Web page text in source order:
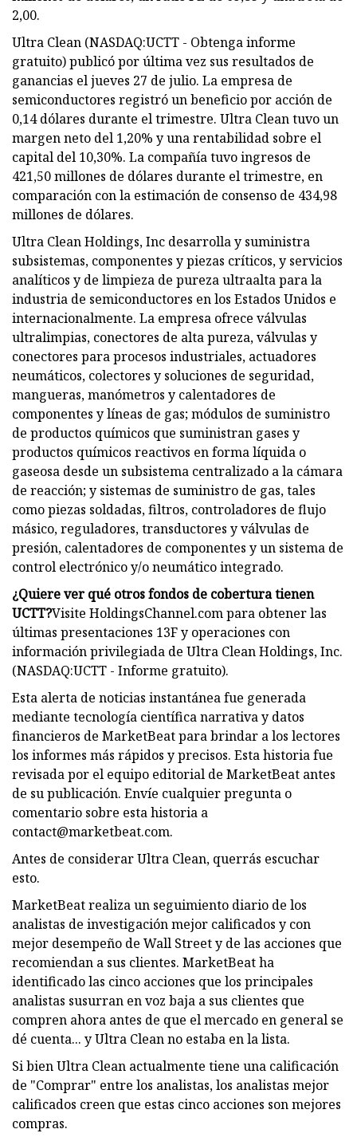
2,00.
Ultra Clean (NASDAQ:UCTT - Obtenga informe
gratuito) publicó por última vez sus resultados de
ganancias el jueves 27 de julio. La empresa de
semiconductores registró un beneficio por acción de
0,14 dólares durante el trimestre. Ultra Clean tuvo un
margen neto del 1,20% y una rentabilidad sobre el
capital del 10,30%. La compañía tuvo ingresos de
421,50 millones de dólares durante el trimestre, en
comparación con la estimación de consenso de 434,98
millones de dólares.
Ultra Clean Holdings, Inc desarrolla y suministra
subsistemas, componentes y piezas críticos, y servicios
analíticos y de limpieza de pureza ultraalta para la
industria de semiconductores en los Estados Unidos e
internacionalmente. La empresa ofrece válvulas
ultralimpias, conectores de alta pureza, válvulas y
conectores para procesos industriales, actuadores
neumáticos, colectores y soluciones de seguridad,
mangueras, manómetros y calentadores de
componentes y líneas de gas; módulos de suministro
de productos químicos que suministran gases y
productos químicos reactivos en forma líquida o
gaseosa desde un subsistema centralizado a la cámara
de reacción; y sistemas de suministro de gas, tales
como piezas soldadas, filtros, controladores de flujo
másico, reguladores, transductores y válvulas de
presión, calentadores de componentes y un sistema de
control electrónico y/o neumático integrado.
¿Quiere ver qué otros fondos de cobertura tienen
UCTT?Visite HoldingsChannel.com para obtener las
últimas presentaciones 13F y operaciones con
información privilegiada de Ultra Clean Holdings, Inc.
(NASDAQ:UCTT - Informe gratuito).
Esta alerta de noticias instantánea fue generada
mediante tecnología científica narrativa y datos
financieros de MarketBeat para brindar a los lectores
los informes más rápidos y precisos. Esta historia fue
revisada por el equipo editorial de MarketBeat antes
de su publicación. Envíe cualquier pregunta o
comentario sobre esta historia a
contact@marketbeat.com.
Antes de considerar Ultra Clean, querrás escuchar
esto.
MarketBeat realiza un seguimiento diario de los
analistas de investigación mejor calificados y con
mejor desempeño de Wall Street y de las acciones que
recomiendan a sus clientes. MarketBeat ha
identificado las cinco acciones que los principales
analistas susurran en voz baja a sus clientes que
compren ahora antes de que el mercado en general se
dé cuenta... y Ultra Clean no estaba en la lista.
Si bien Ultra Clean actualmente tiene una calificación
de "Comprar" entre los analistas, los analistas mejor
calificados creen que estas cinco acciones son mejores
compras.